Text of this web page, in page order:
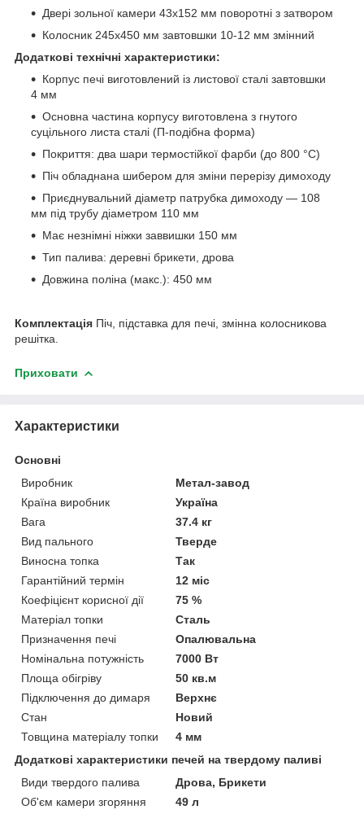
Двері зольної камери 43х152 мм поворотні з затвором
Колосник 245х450 мм завтовшки 10-12 мм змінний
Додаткові технічні характеристики:
Корпус печі виготовлений із листової сталі завтовшки
4 мм
Основна частина корпусу виготовлена з гнутого
суцільного листа сталі (П-подібна форма)
Покриття: два шари термостійкої фарби (до 800 °C)
Піч обладнана шибером для зміни перерізу димоходу
Приєднувальний діаметр патрубка димоходу — 108
мм під трубу діаметром 110 мм
Має незнімні ніжки заввишки 150 мм
Тип палива: деревні брикети, дрова
Довжина поліна (макс.): 450 мм
Комплектація Піч, підставка для печі, змінна колосникова
решітка.
Приховати
Характеристики
Основні
Виробник
Метал-завод
Країна виробник
Україна
Вага
37.4 кг
Вид пального
Тверде
Виносна топка
Так
Гарантійний термін
12 міс
Коефіцієнт корисної дії
75 %
Матеріал топки
Сталь
Призначення печі
Опалювальна
Номінальна потужність
7000 Вт
Площа обігріву
50 кв.м
Підключення до димаря
Верхнє
Стан
Новий
Товщина матеріалу топки
4 мм
Додаткові характеристики печей на твердому паливі
Види твердого палива
Дрова, Брикети
Об'єм камери згоряння
49 л